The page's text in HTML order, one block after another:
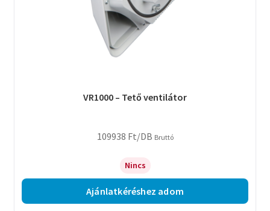
VR1000 – Tető ventilátor
109938 Ft/DB Bruttó
Nincs
Ajánlatkéréshez adom